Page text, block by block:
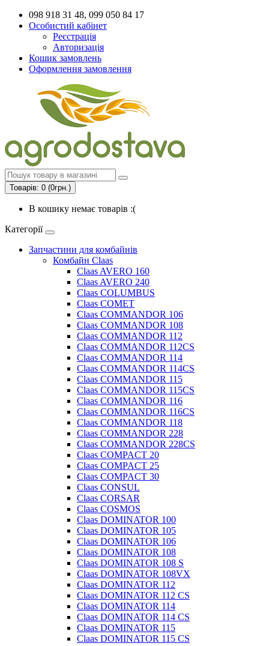
098 918 31 48, 099 050 84 17
Особистий кабінет
Реєстрація
Авторизація
Кошик замовлень
Оформлення замовлення
Товарів: 0 (0грн.)
В кошику немає товарів :(
Категорії
Запчастини для комбайнів
Комбайн Claas
Claas AVERO 160
Claas AVERO 240
Claas COLUMBUS
Claas COMET
Claas COMMANDOR 106
Claas COMMANDOR 108
Claas COMMANDOR 112
Claas COMMANDOR 112CS
Claas COMMANDOR 114
Claas COMMANDOR 114CS
Claas COMMANDOR 115
Claas COMMANDOR 115CS
Claas COMMANDOR 116
Claas COMMANDOR 116CS
Claas COMMANDOR 118
Claas COMMANDOR 228
Claas COMMANDOR 228CS
Claas COMPACT 20
Claas COMPACT 25
Claas COMPACT 30
Claas CONSUL
Claas CORSAR
Claas COSMOS
Claas DOMINATOR 100
Claas DOMINATOR 105
Claas DOMINATOR 106
Claas DOMINATOR 108
Claas DOMINATOR 108 S
Claas DOMINATOR 108VX
Claas DOMINATOR 112
Claas DOMINATOR 112 CS
Claas DOMINATOR 114
Claas DOMINATOR 114 CS
Claas DOMINATOR 115
Claas DOMINATOR 115 CS